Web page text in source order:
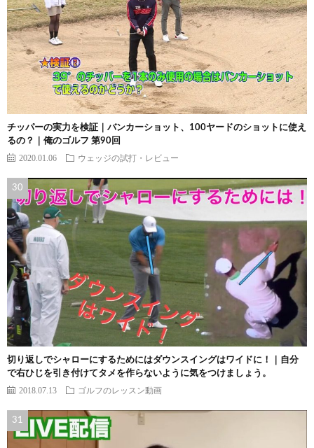
チッパーの実力を検証｜バンカーショット、100ヤードのショットに使え
るの？｜俺のゴルフ 第90回
2020.01.06 ウェッジの試打・レビュー
切り返しでシャローにするためにはダウンスイングはワイドに！｜自分
で右ひじを引き付けてタメを作らないように気をつけましょう。
2018.07.13 ゴルフのレッスン動画